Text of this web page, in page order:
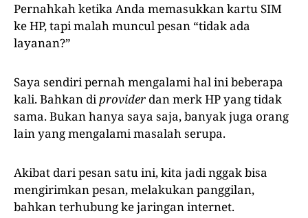
Pernahkah ketika Anda memasukkan kartu SIM
ke HP, tapi malah muncul pesan “tidak ada
layanan?”
Saya sendiri pernah mengalami hal ini beberapa
kali. Bahkan diprovider dan merk HP yang tidak
sama. Bukan hanya saya saja, banyak juga orang
lain yang mengalami masalah serupa.
Akibat dari pesan satu ini, kita jadi nggak bisa
mengirimkan pesan, melakukan panggilan,
bahkan terhubung ke jaringan internet.